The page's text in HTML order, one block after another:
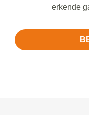
erkende